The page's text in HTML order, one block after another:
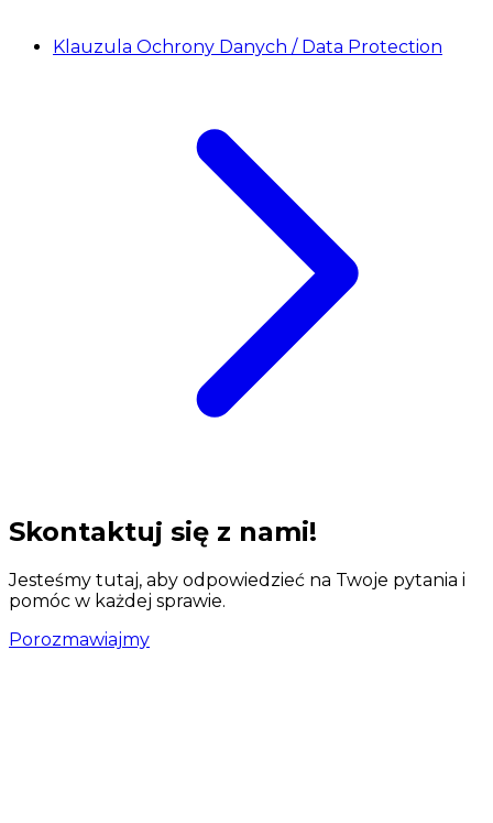
Klauzula Ochrony Danych / Data Protection
Skontaktuj się z nami!
Jesteśmy tutaj, aby odpowiedzieć na Twoje pytania i
pomóc w każdej sprawie.
Porozmawiajmy